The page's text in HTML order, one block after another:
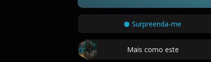
Surpreenda-me
Mais como este